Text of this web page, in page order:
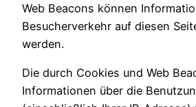
Web Beacons können
Besucherverkehr auf diesen
werden.
Die durch Cookies und Web
Informationen über die